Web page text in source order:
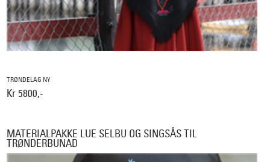
TRØNDELAG NY
Kr 5800,-
MATERIALPAKKE LUE SELBU OG SINGSÅS TIL
TRØNDERBUNAD